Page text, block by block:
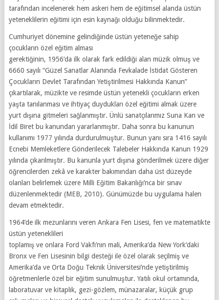
tarafından incelenerek hem askeri hem de eğitimsel alanda üstün
yeteneklilerin eğitimi için esin kaynağı olduğu bilinmektedir.
Cumhuriyet dönemine gelindiğinde üstün yeteneğe sahip
çocukların özel eğitim alması
gerektiğinin, 1956’da ilk olarak fark edildiği alan müzik olmuş ve
6660 sayılı “Güzel Sanatlar Alanında Fevkalade İstidat Gösteren
Çocukların Devlet Tarafından Yetiştirilmesi Hakkında Kanun”
çıkartılarak, müzikte ve resimde üstün yetenekli çocukların erken
yaşta tanılanması ve ihtiyaç duydukları özel eğitimi almak üzere
yurt dışına gitmeleri sağlanmıştır. Ünlü sanatçılarımız Suna Kan ve
İdil Biret bu kanundan yararlanmıştır. Daha sonra bu kanunun
kullanımı 1977 yılında durdurulmuştur. Bunun yanı sıra 1416 sayılı
Ecnebi Memleketlere Gönderilecek Talebeler Hakkında Kanun 1929
yılında çıkarılmıştır. Bu kanunla yurt dışına gönderilmek üzere diğer
öğrencilerden zekâ ve karakter bakımından daha üst düzeyde
olanları belirlemek üzere Milli Eğitim Bakanlığı’nca bir sınav
düzenlenmektedir (MEB, 2010). Günümüzde bu uygulama halen
devam etmektedir.
1964’de ilk mezunlarını veren Ankara Fen Lisesi, fen ve matematikte
üstün yeteneklileri
toplamış ve onlara Ford Vakfı’nın mali, Amerika’da New York’daki
Bronx ve Fen Lisesinin bilgi desteği ile özel olarak seçilmiş ve
Amerika’da ve Orta Doğu Teknik Üniversitesi’nde yetiştirilmiş
öğretmenlerle özel bir eğitim sunulmuştur. Yatılı okul ortamında,
laboratuvar ve kitaplık, gezi-gözlem, münazaralar, küçük grup